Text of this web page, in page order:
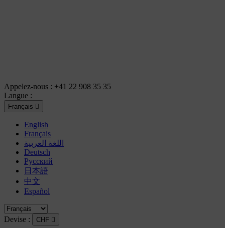
Appelez-nous : +41 22 908 35 35
Langue :
Français 
English
Français
اللغة العربية
Deutsch
Русский
日本語
中文
Español
Devise : CHF 